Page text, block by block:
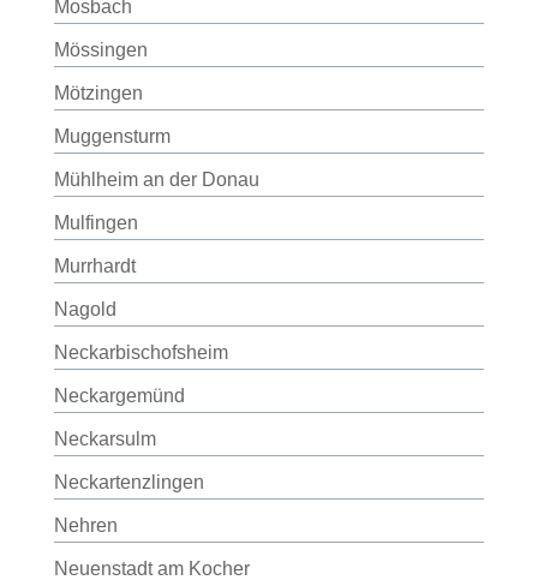
Mosbach
Mössingen
Mötzingen
Muggensturm
Mühlheim an der Donau
Mulfingen
Murrhardt
Nagold
Neckarbischofsheim
Neckargemünd
Neckarsulm
Neckartenzlingen
Nehren
Neuenstadt am Kocher